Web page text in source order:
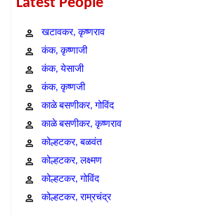
Latest People
खटावकर, कृष्णराव
कंक, कृष्णाजी
कंक, येसाजी
कंक, कृष्णजी
काळे बसणीकर, गोविंद
काळे बसणीकर, कृष्णराव
कोल्हटकर, बळवंत
कोल्हटकर, लक्ष्मण
कोल्हटकर, गोविंद
कोल्हटकर, राम्रचंद्र